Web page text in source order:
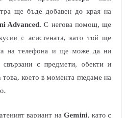
ще бъде добавен до края на
Advanced. С негова помощ, ще
с асистената, като той ще
на телефона и ще може да ни
свързани с предмети, обекти и
което в момента гледаме на
вариант на Gemini, като с